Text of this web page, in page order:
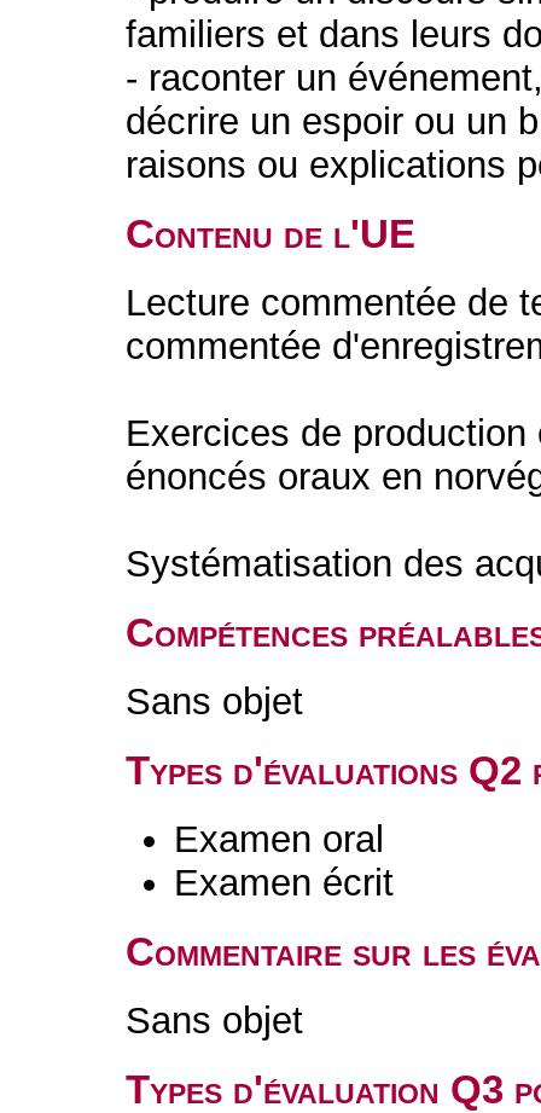
familiers et dans leurs
- raconter un
décrire un espoir ou un
raisons ou explications
Contenu de l'UE
Lecture commentée de
commentée
Exercices de
énoncés oraux en
Systématisation des
Compétences
Sans objet
Types d'évaluations
Examen oral
Examen écrit
Commentaire sur les
Sans objet
Types d'évaluation Q3